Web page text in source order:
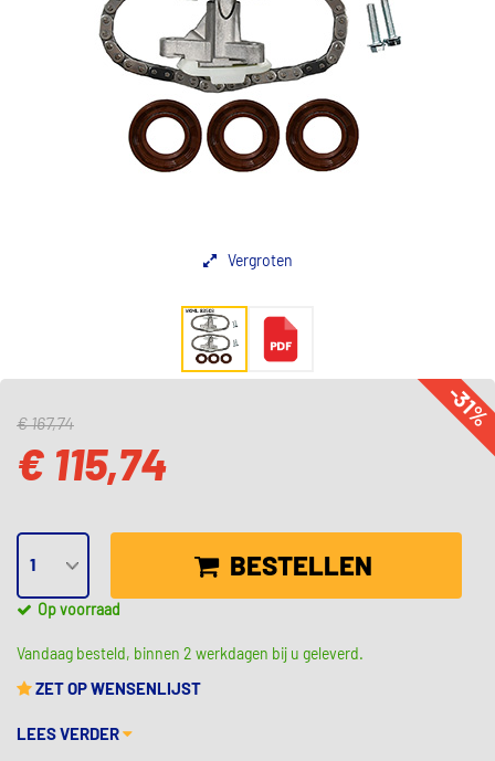
Vergroten
-31%
€ 167,74
€ 115,74
BESTELLEN
Op voorraad
Vandaag besteld, binnen 2 werkdagen bij u geleverd.
ZET OP WENSENLIJST
LEES VERDER